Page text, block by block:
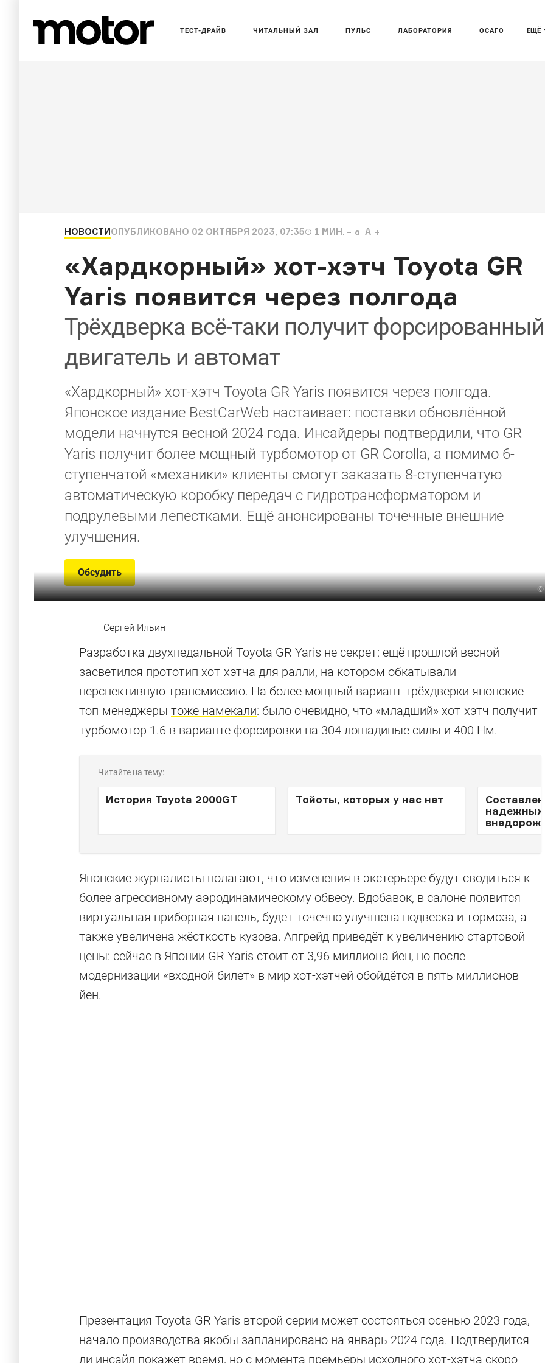
ЕЩЁ
ТЕСТ-ДРАЙВ ЧИТАЛЬНЫЙ ЗАЛ ПУЛЬС ЛАБОРАТОРИЯ ОСАГО
НОВОСТИОПУБЛИКОВАНО 02 ОКТЯБРЯ 2023, 07:35 1 МИН. a A
«Хардкорный» хот-хэтч Toyota GR
Yaris появится через полгода
Трёхдверка всё-таки получит форсированный
двигатель и автомат
«Хардкорный» хот-хэтч Toyota GR Yaris появится через полгода.
Японское издание BestCarWeb настаивает: поставки обновлённой
модели начнутся весной 2024 года. Инсайдеры подтвердили, что GR
Yaris получит более мощный турбомотор от GR Corolla, а помимо 6-
ступенчатой «механики» клиенты смогут заказать 8-ступенчатую
автоматическую коробку передач с гидротрансформатором и
подрулевыми лепестками. Ещё анонсированы точечные внешние
улучшения.
Обсудить
©
Сергей Ильин
Разработка двухпедальной Toyota GR Yaris не секрет: ещё прошлой весной
засветился прототип хот-хэтча для ралли, на котором обкатывали
перспективную трансмиссию. На более мощный вариант трёхдверки японские
топ-менеджеры тоже намекали: было очевидно, что «младший» хот-хэтч получит
турбомотор 1.6 в варианте форсировки на 304 лошадиные силы и 400 Нм.
Читайте на тему:
История Toyota 2000GT Тойоты, которых у нас нет
надежных
Японские журналисты полагают, что изменения в экстерьере будут сводиться к
более агрессивному аэродинамическому обвесу. Вдобавок, в салоне появится
виртуальная приборная панель, будет точечно улучшена подвеска и тормоза, а
также увеличена жёсткость кузова. Апгрейд приведёт к увеличению стартовой
цены: сейчас в Японии GR Yaris стоит от 3,96 миллиона йен, но после
модернизации «входной билет» в мир хот-хэтчей обойдётся в пять миллионов
йен.
Презентация Toyota GR Yaris второй серии может состояться осенью 2023 года,
начало производства якобы запланировано на январь 2024 года. Подтвердится
ли инсайд покажет время, но с момента премьеры исходного хот-хэтча скоро
Забытые хот-хэтчи